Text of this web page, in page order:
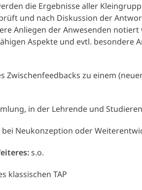
die Ergebnisse aller
und nach Diskussion der
Anliegen der Anwesenden
Aspekte und evtl. besondere
Zwischenfeedbacks zu einem
in der Lehrende und
bei Neukonzeption oder
s.o.
klassischen TAP